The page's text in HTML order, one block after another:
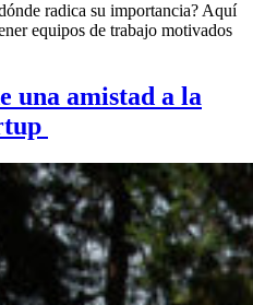
radica su importancia? Aquí
equipos de trabajo motivados
una amistad a la